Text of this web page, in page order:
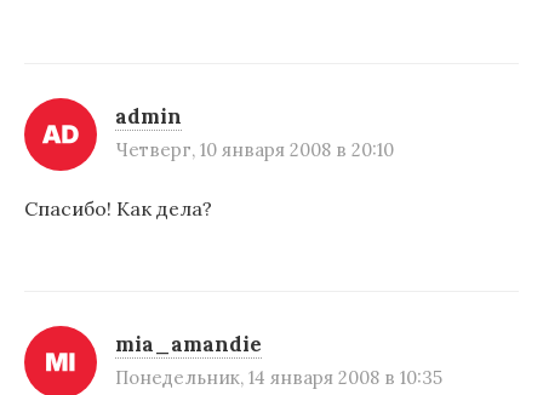
admin
Четверг, 10 января 2008 в 20:10
Спасибо! Как дела?
mia_amandie
Понедельник, 14 января 2008 в 10:35